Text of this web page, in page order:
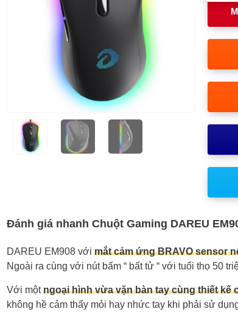
Đánh giá nhanh Chuột Gaming DAREU
DAREU EM908 với mắt cảm ứng BRAVO sensor
Ngoài ra cùng với nút bấm “ bất tử “ với tuổi thọ 50
Với mộtngoại hình vừa vặn bàn tay cùng thiết kế
không hề cảm thấy mỏi hay nhức tay khi phải sử